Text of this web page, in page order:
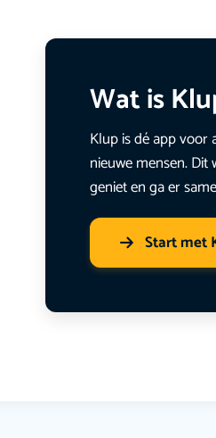
Wat is
Klup is dé app voor
nieuwe mensen.
geniet en ga er
Start met